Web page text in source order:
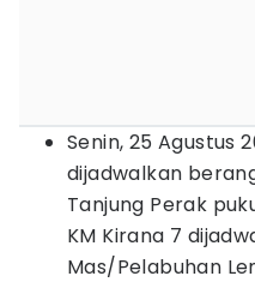
Senin, 25 Agustus
dijadwalkan
Tanjung Perak
KM Kirana 7
Mas/Pelabuhan